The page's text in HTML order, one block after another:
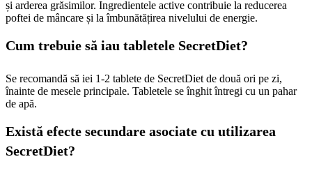
și arderea grăsimilor. Ingredientele active contribuie la reducerea
poftei de mâncare și la îmbunătățirea nivelului de energie.
Cum trebuie să iau tabletele SecretDiet?
Se recomandă să iei 1-2 tablete de SecretDiet de două ori pe zi,
înainte de mesele principale. Tabletele se înghit întregi cu un pahar
de apă.
Există efecte secundare asociate cu utilizarea
SecretDiet?